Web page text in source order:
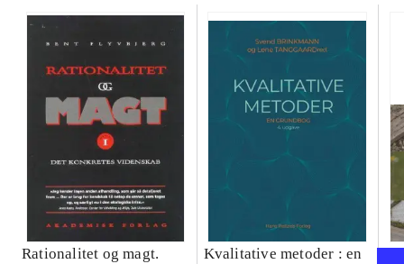
Rationalitet og magt.
Kvalitative metoder : en